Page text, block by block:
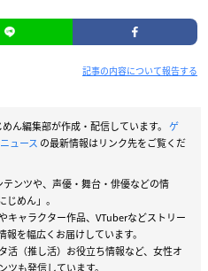
記事の内容について報告する
ん編集部が作成・配信しています。 ゲ
ニュース の最新情報はリンク先をご覧くだ
ンツや、声優・舞台・俳優などの情
めん」。
キャラクター作品、VTuberなどストリー
を幅広くお届けしています。
活（推し活）お役立ち情報など、女性オ
も発信しています。